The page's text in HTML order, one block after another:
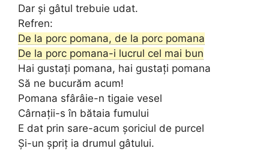
Dar și gâtul trebuie udat.
Refren:
De la porc pomana, de la porc pomana
De la porc pomana-i lucrul cel mai bun
Hai gustați pomana, hai gustați pomana
Să ne bucurăm acum!
Pomana sfârâie-n tigaie vesel
Cârnații-s în bătaia fumului
E dat prin sare-acum șoriciul de purcel
Și-un șpriț ia drumul gâtului.